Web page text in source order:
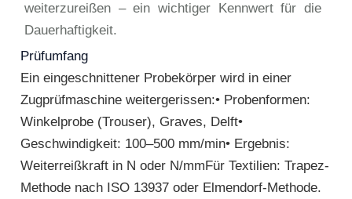
weiterzureißen – ein wichtiger Kennwert für die
Dauerhaftigkeit.
Prüfumfang
Ein eingeschnittener Probekörper wird in einer
Zugprüfmaschine weitergerissen:• Probenformen:
Winkelprobe (Trouser), Graves, Delft•
Geschwindigkeit: 100–500 mm/min• Ergebnis:
Weiterreißkraft in N oder N/mmFür Textilien: Trapez-
Methode nach ISO 13937 oder Elmendorf-Methode.